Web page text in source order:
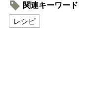
関連キーワード
レシピ